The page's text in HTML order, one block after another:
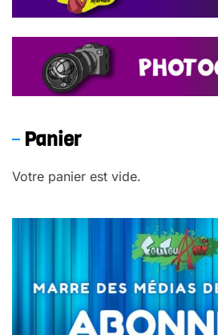
Panier
Votre panier est vide.